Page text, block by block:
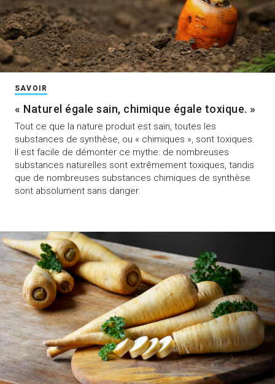
SAVOIR
« Naturel égale sain, chimique égale toxique. »
Tout ce que la nature produit est sain, toutes les
substances de synthèse, ou « chimiques », sont toxiques.
Il est facile de démonter ce mythe: de nombreuses
substances naturelles sont extrêmement toxiques, tandis
que de nombreuses substances chimiques de synthèse
sont absolument sans danger.